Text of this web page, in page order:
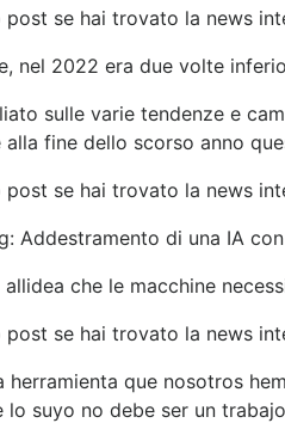
se hai trovato la news
nel 2022 era due volte
sulle varie tendenze e
fine dello scorso anno
se hai trovato la news
Addestramento di una IA
che le macchine
se hai trovato la news
que nosotros
lo suyo no debe ser un